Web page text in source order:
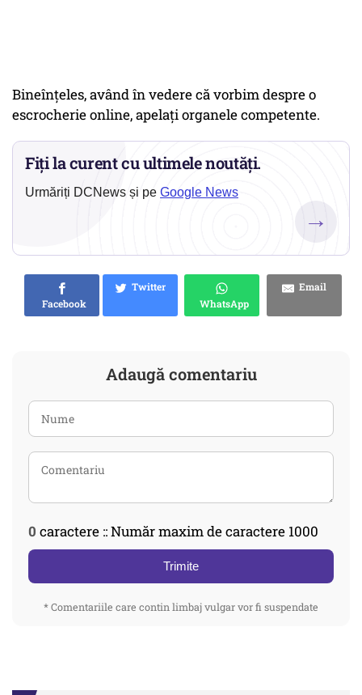
Bineînțeles, având în vedere că vorbim despre o
escrocherie online, apelați organele competente.
Fiți la curent cu ultimele noutăți.
Urmăriți DCNews și pe Google News
→
Facebook
Twitter
WhatsApp
Email
Adaugă comentariu
0 caractere :: Număr maxim de caractere 1000
Trimite
* Comentariile care contin limbaj vulgar vor fi suspendate